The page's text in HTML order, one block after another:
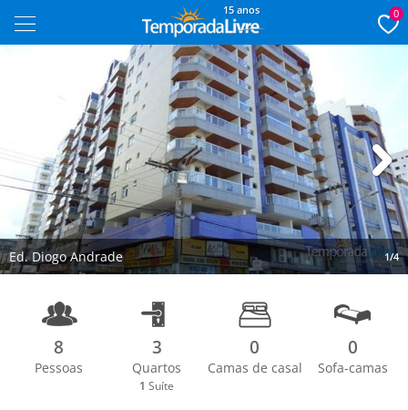
15 anos 0
Ed. Diogo Andrade 1/4
Next
8
Pessoas
3
Quartos
1 Suíte
0
Camas de casal
0
Sofa-camas